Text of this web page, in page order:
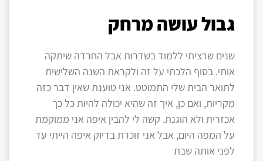
גבול עושה מרחק
שנים שרציתי ללמוד בשדרות אבל החרדה שיתקה
אותי. בסוף הלכתי על זה ולקראת השנה השלישית
לתואר הבית שלי התמוטט. אני טוענת שאין דבר כזה
מקריות, ואם כן, איך זה שהיא יכולה להיות כל כך
אכזרית ולא הוגנת. קשה לי להבין איפה אני ממוקמת
על המפה היום, אבל אני זוכרת בדיוק איפה הייתי עד
לפני אותה שבת